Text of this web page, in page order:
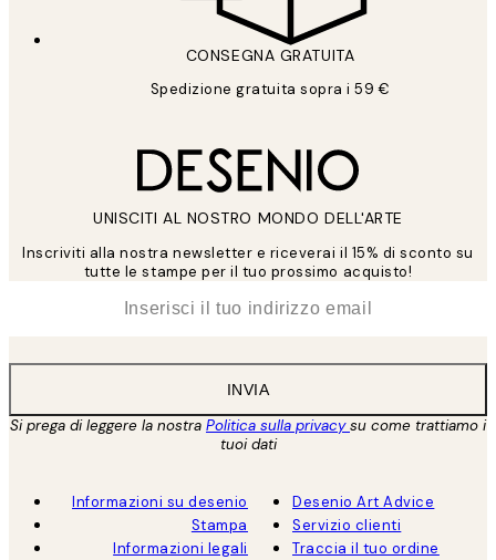
CONSEGNA GRATUITA
Spedizione gratuita sopra i 59 €
UNISCITI AL NOSTRO MONDO DELL'ARTE
Inscriviti alla nostra newsletter e riceverai il 15% di sconto su
tutte le stampe per il tuo prossimo acquisto!
INVIA
Si prega di leggere la nostra Politica sulla privacysu come trattiamo i
tuoi dati
Informazioni su desenio
Stampa
Informazioni legali
Desenio Art Advice
Servizio clienti
Traccia il tuo ordine